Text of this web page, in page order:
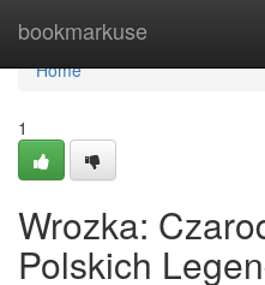
bookmarkuse
Home
Home
1
Wrozka:
Polskich